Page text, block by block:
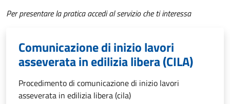
Per presentare la pratica accedi al servizio che ti interessa
Comunicazione di inizio lavori
asseverata in edilizia libera (CILA)
Procedimento di comunicazione di inizio lavori
asseverata in edilizia libera (cila)